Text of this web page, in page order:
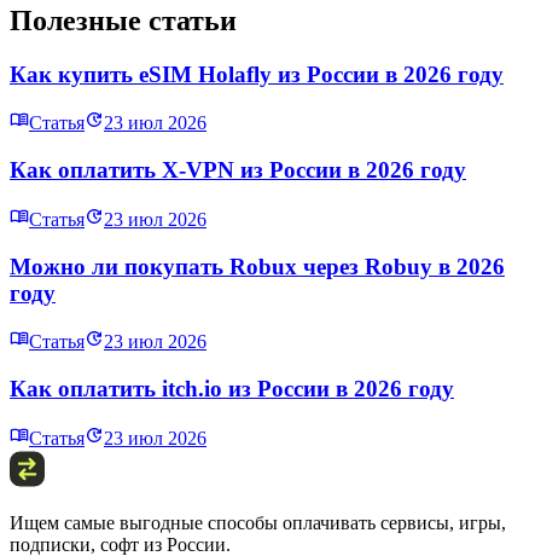
Полезные статьи
Как купить eSIM Holafly из России в 2026 году
Статья 23 июл 2026
Как оплатить X‑VPN из России в 2026 году
Статья 23 июл 2026
Можно ли покупать Robux через Robuy в 2026
году
Статья 23 июл 2026
Как оплатить itch.io из России в 2026 году
Статья 23 июл 2026
Ищем самые выгодные способы оплачивать сервисы, игры,
подписки, софт из России.